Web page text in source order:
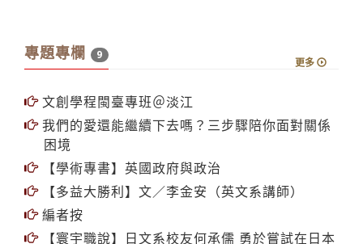
專題專欄
文創學程閩臺專班＠淡江
我們的愛還能繼續下去嗎？三步驟陪你面對關係
困境
【學術專書】英國政府與政治
【多益大勝利】文／李金安（英文系講師）